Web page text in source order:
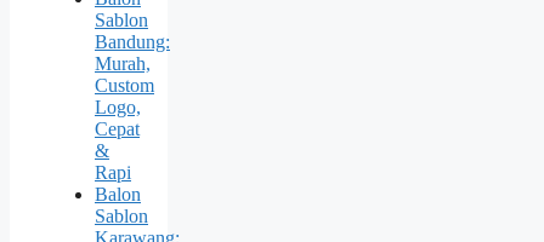
Sablon
Bandung:
Murah,
Custom
Logo,
Cepat
&
Rapi
Balon
Sablon
Karawang: